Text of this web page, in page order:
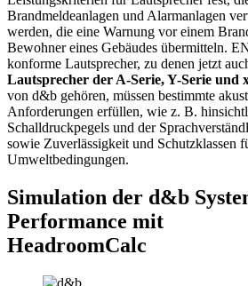
Brandmeldeanlagen und Alarmanlagen
werden, die eine Warnung vor einem
Bewohner eines Gebäudes übermitteln.
konforme Lautsprecher, zu denen jetzt
Lautsprecher der A-Serie, Y-Serie und
von d&b gehören, müssen bestimmte
Anforderungen erfüllen, wie z. B.
Schalldruckpegels und der
sowie Zuverlässigkeit und Schutzklassen
Umweltbedingungen.
Simulation der d&b
Performance mit
HeadroomCalc